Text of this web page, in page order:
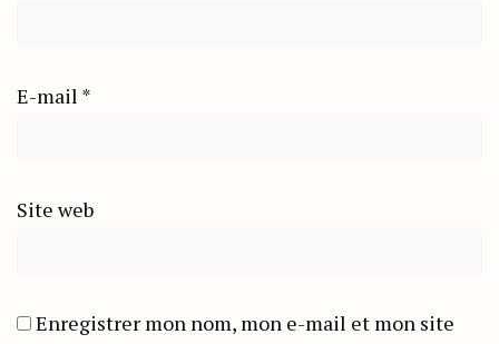
E-mail *
Site web
Enregistrer mon nom, mon e-mail et mon site